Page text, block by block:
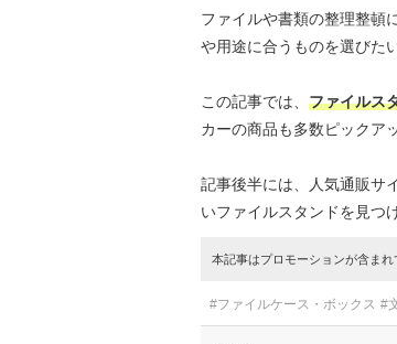
ファイルや書類の整理整頓
や用途に合うものを選びた
この記事では、 ファイルス
カーの商品も多数ピックア
記事後半には、人気通販サ
いファイルスタンドを見つ
本記事はプロモーションが含ま
#ファイルケース・ボックス #